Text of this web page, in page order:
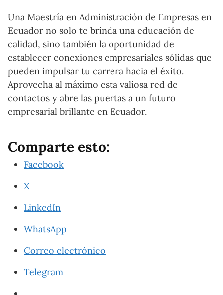
Una Maestría en Administración de Empresas en
Ecuador no solo te brinda una educación de
calidad, sino también la oportunidad de
establecer conexiones empresariales sólidas que
pueden impulsar tu carrera hacia el éxito.
Aprovecha al máximo esta valiosa red de
contactos y abre las puertas a un futuro
empresarial brillante en Ecuador.
Comparte esto:
Facebook
X
LinkedIn
WhatsApp
Correo electrónico
Telegram